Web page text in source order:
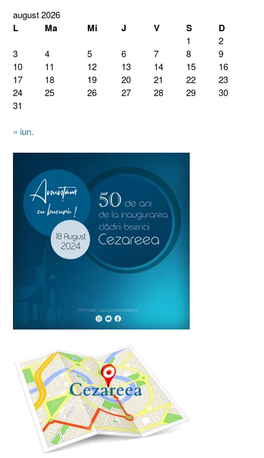
august 2026
L Ma Mi J V S D
1
2
3
4 5 6 7 8
9
10
11 12 13 14 15
16
17
18 19 20 21 22
23
24
25 26 27 28 29
30
31
« iun.